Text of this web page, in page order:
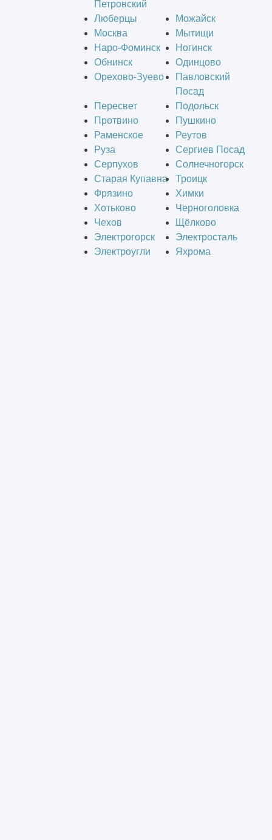
Петровский
Люберцы
Можайск
Москва
Мытищи
Наро-Фоминск
Ногинск
Обнинск
Одинцово
Орехово-Зуево
Павловский
Посад
Пересвет
Подольск
Протвино
Пушкино
Раменское
Реутов
Руза
Сергиев Посад
Серпухов
Солнечногорск
Старая Купавна
Троицк
Фрязино
Химки
Хотьково
Черноголовка
Чехов
Щёлково
Электрогорск
Электросталь
Электроугли
Яхрома